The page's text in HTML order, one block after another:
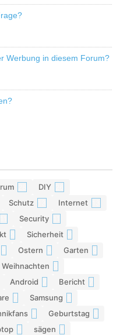
Werbung in diesem Forum?
DIY
Schutz Internet
Security
Sicherheit
Ostern Garten
Weihnachten
Android Bericht
Samsung
Geburtstag
sägen